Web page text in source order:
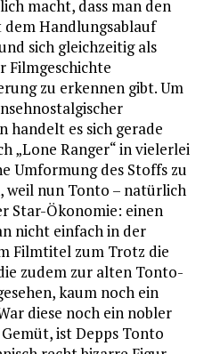
macht, dass man den
Handlungsablauf
sich gleichzeitig als
Filmgeschichte
zu erkennen gibt. Um
handelt es sich gerade
„Lone Ranger“ in vielerlei
Umformung des Stoffs zu
weil nun Tonto – natürlich
Star-Ökonomie: einen
nicht einfach in der
Filmtitel zum Trotz die
zudem zur alten Tonto-
kaum noch ein
diese noch ein nobler
ist Depps Tonto